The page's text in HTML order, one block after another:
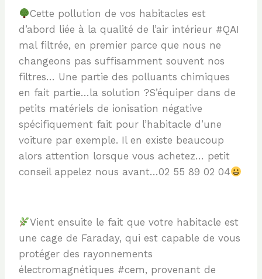
Cette pollution de vos habitacles est
d’abord liée à la qualité de l’air intérieur #QAI
mal filtrée, en premier parce que nous ne
changeons pas suffisamment souvent nos
filtres… Une partie des polluants chimiques
en fait partie…la solution ?S’équiper dans de
petits matériels de ionisation négative
spécifiquement fait pour l’habitacle d’une
voiture par exemple. Il en existe beaucoup
alors attention lorsque vous achetez… petit
conseil appelez nous avant…02 55 89 02 04
Vient ensuite le fait que votre habitacle est
une cage de Faraday, qui est capable de vous
protéger des rayonnements
électromagnétiques #cem, provenant de